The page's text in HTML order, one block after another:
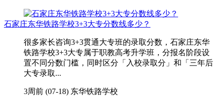
石家庄东华铁路学校3+3大专分数线多少？
很多家长咨询3+3贯通大专班的录取分数，石家庄东华
铁路学校3+3大专属于职教高考升学班，分报名阶段设
置不同分数门槛，同时区分「入校录取分」和「三年后
大专录取...
3周前 (07-18) 东华铁路学校